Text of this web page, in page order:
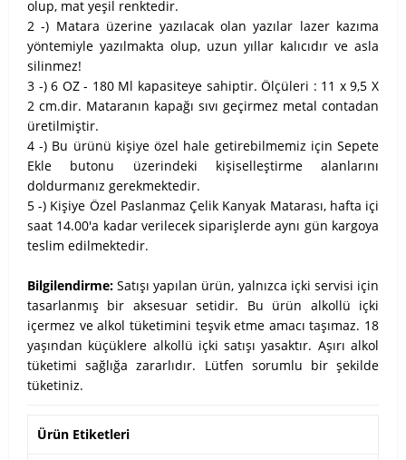
olup, mat yeşil renktedir.
2 -) Matara üzerine yazılacak olan yazılar lazer kazıma
yöntemiyle yazılmakta olup, uzun yıllar kalıcıdır ve asla
silinmez!
3 -) 6 OZ - 180 Ml kapasiteye sahiptir. Ölçüleri : 11 x 9,5 X
2 cm.dir. Mataranın kapağı sıvı geçirmez metal contadan
üretilmiştir.
4 -) Bu ürünü kişiye özel hale getirebilmemiz için Sepete
Ekle butonu üzerindeki kişiselleştirme alanlarını
doldurmanız gerekmektedir.
5 -) Kişiye Özel Paslanmaz Çelik Kanyak Matarası, hafta içi
saat 14.00'a kadar verilecek siparişlerde aynı gün kargoya
teslim edilmektedir.
Bilgilendirme: Satışı yapılan ürün, yalnızca içki servisi için
tasarlanmış bir aksesuar setidir. Bu ürün alkollü içki
içermez ve alkol tüketimini teşvik etme amacı taşımaz. 18
yaşından küçüklere alkollü içki satışı yasaktır. Aşırı alkol
tüketimi sağlığa zararlıdır. Lütfen sorumlu bir şekilde
tüketiniz.
Ürün Etiketleri